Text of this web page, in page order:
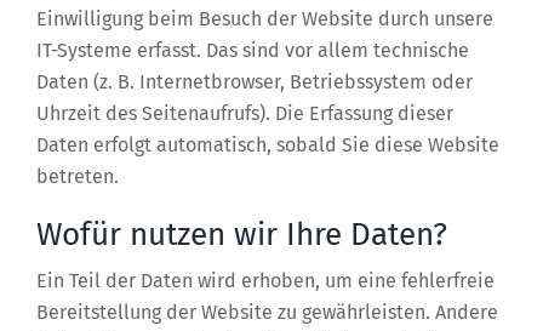
Einwilligung beim Besuch der Website durch unsere
IT-Systeme erfasst. Das sind vor allem technische
Daten (z. B. Internetbrowser, Betriebssystem oder
Uhrzeit des Seitenaufrufs). Die Erfassung dieser
Daten erfolgt automatisch, sobald Sie diese Website
betreten.
Wofür nutzen wir Ihre Daten?
Ein Teil der Daten wird erhoben, um eine fehlerfreie
Bereitstellung der Website zu gewährleisten. Andere